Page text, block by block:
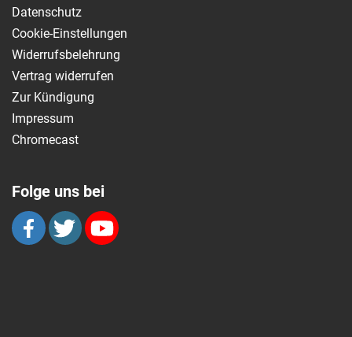
Datenschutz
Cookie-Einstellungen
Widerrufsbelehrung
Vertrag widerrufen
Zur Kündigung
Impressum
Chromecast
Folge uns bei